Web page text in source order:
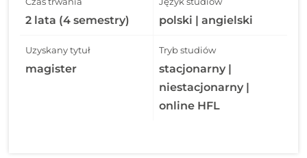
2 lata (4 semestry) polski | angielski
Uzyskany tytuł
magister
Tryb studiów
stacjonarny |
niestacjonarny |
online HFL